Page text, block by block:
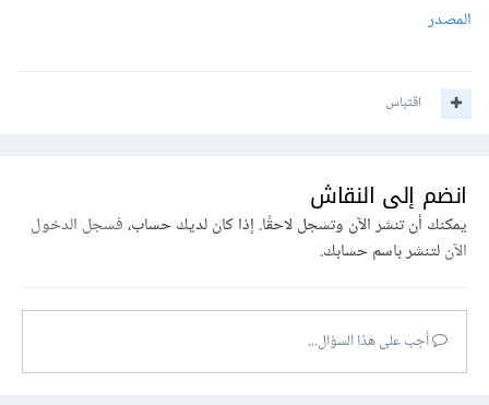
المصدر
اقتباس
انضم إلى النقاش
يمكنك أن تنشر الآن وتسجل لاحقًا. إذا كان لديك حساب،فسجل الدخول
الآنلتنشر باسم حسابك.
أجب على هذا السؤال...